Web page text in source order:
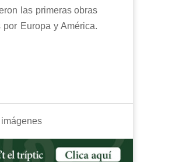
las primeras obras
Europa y América.